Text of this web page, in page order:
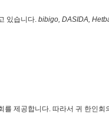
있습니다. bibigo, DASIDA,
를 제공합니다. 따라서 귀 한인회